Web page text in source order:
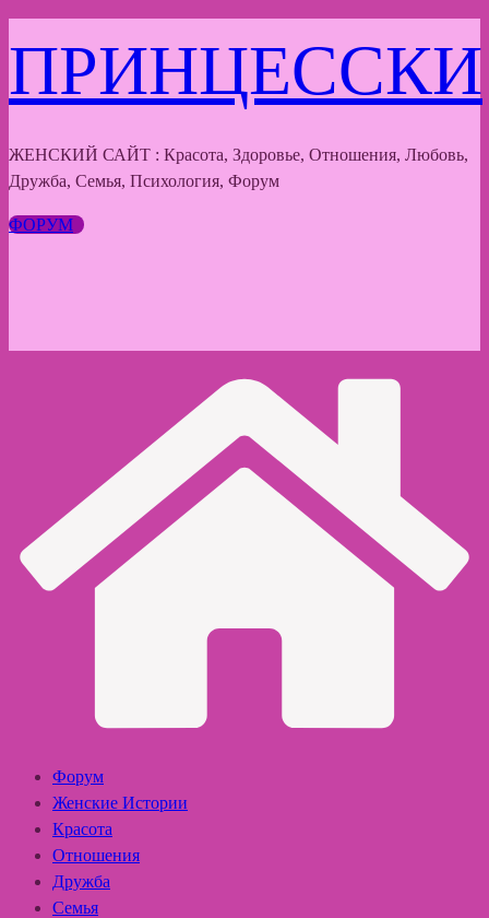
к
содержимому
ПРИНЦЕССКИ
ЖЕНСКИЙ САЙТ : Красота, Здоровье, Отношения, Любовь,
Дружба, Семья, Психология, Форум
ФОРУМ
Форум
Женские Истории
Красота
Отношения
Дружба
Семья